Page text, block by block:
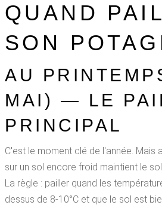
QUAND
SON
AU
MAI) — LE
PRINCIPAL
C'est le moment clé de l'année. Mais
sur un sol encore froid maintient le
La règle : pailler quand les
dessus de 8-10°C et que le sol est